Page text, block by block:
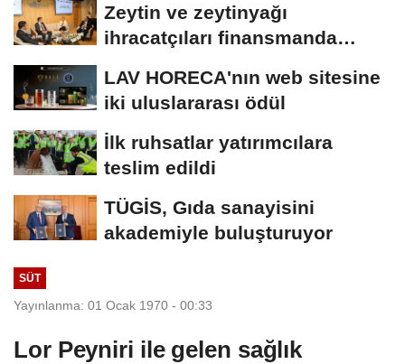
Zeytin ve zeytinyağı
ihracatçıları finansmanda
LAV HORECA'nın web sitesine
iki uluslararası ödül
İlk ruhsatlar yatırımcılara
teslim edildi
TÜGİS, Gıda sanayisini
akademiyle buluşturuyor
SÜT
Yayınlanma: 01 Ocak 1970 - 00:33
Lor Peyniri ile gelen sağlık